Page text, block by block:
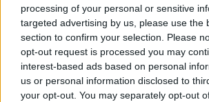
processing of your personal or sensitive
targeted advertising by us, please use the
section to confirm your selection. Please
opt-out request is processed you may
interest-based ads based on personal
us or personal information disclosed to
your opt-out. You may separately opt-out
09.08.2026, 13:59 68
Πέθανε κτηνοτρόφος στη Λέσβο μετά
τη θανάτωση του κοπαδιού του λόγω
αφθώδους πυρετού